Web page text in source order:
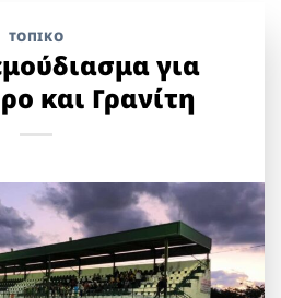
ΤΟΠΙΚΌ
για
και Γρανίτη